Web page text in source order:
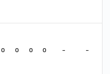
0 0 0 0 - -